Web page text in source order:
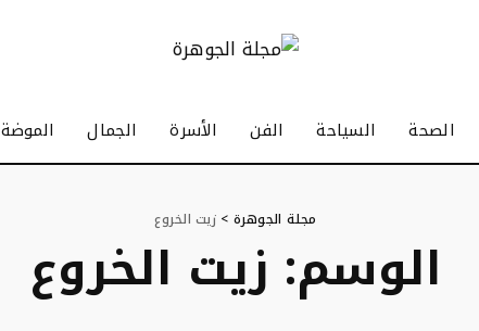
الموضة الجمال الأسرة الفن السياحة الصحة
مجلة الجوهرة >زيت الخروع
الوسم: زيت الخروع